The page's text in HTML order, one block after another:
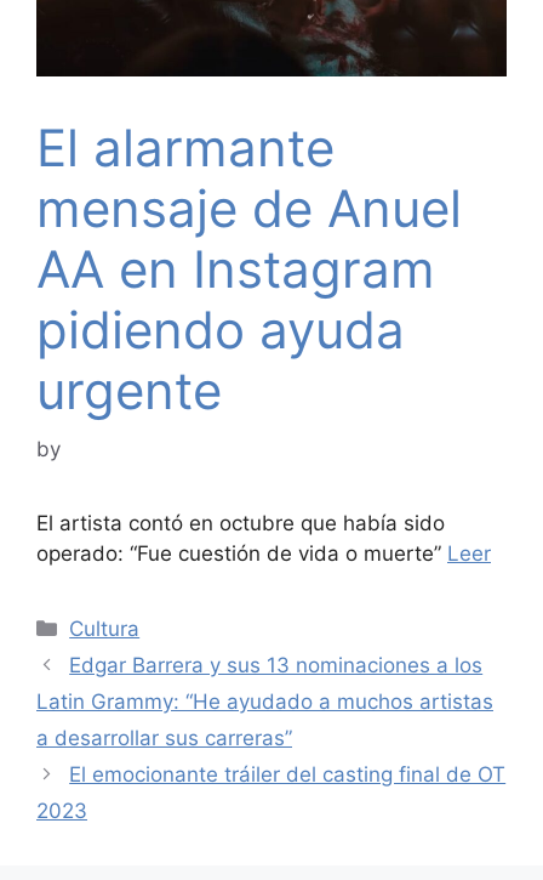
El alarmante
mensaje de Anuel
AA en Instagram
pidiendo ayuda
urgente
by
El artista contó en octubre que había sido
operado: “Fue cuestión de vida o muerte” Leer
Categories
Cultura
Edgar Barrera y sus 13 nominaciones a los
Latin Grammy: “He ayudado a muchos artistas
a desarrollar sus carreras”
El emocionante tráiler del casting final de OT
2023